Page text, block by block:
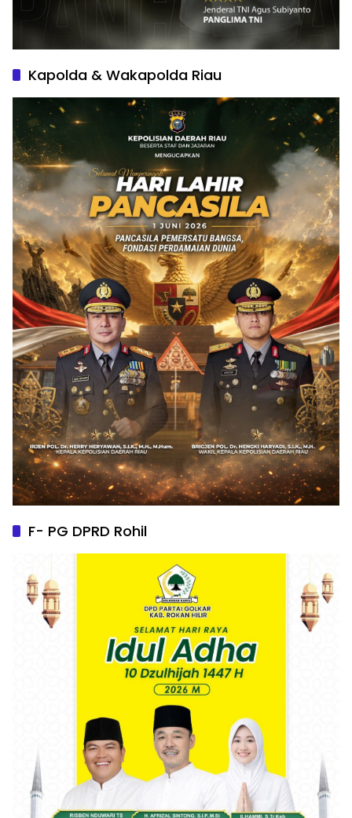
Kapolda & Wakapolda Riau
F- PG DPRD Rohil